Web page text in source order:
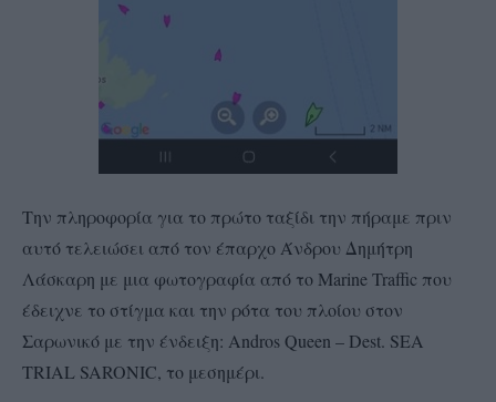
Την πληροφορία για το πρώτο ταξίδι την πήραμε πριν
αυτό τελειώσει από τον έπαρχο Άνδρου Δημήτρη
Λάσκαρη με μια φωτογραφία από το Marine Traffic που
έδειχνε το στίγμα και την ρότα του πλοίου στον
Σαρωνικό με την ένδειξη: Andros Queen – Dest. SEA
TRIAL SARONIC, το μεσημέρι.